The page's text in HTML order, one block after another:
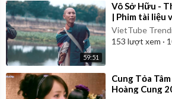
59:51
⁣Vô Sở Hữu -
| Phim tài liệu
giáo Việt Nam
VietTube
153 lượt xem ·
⁣Cung Tỏa
Hoàng Cung